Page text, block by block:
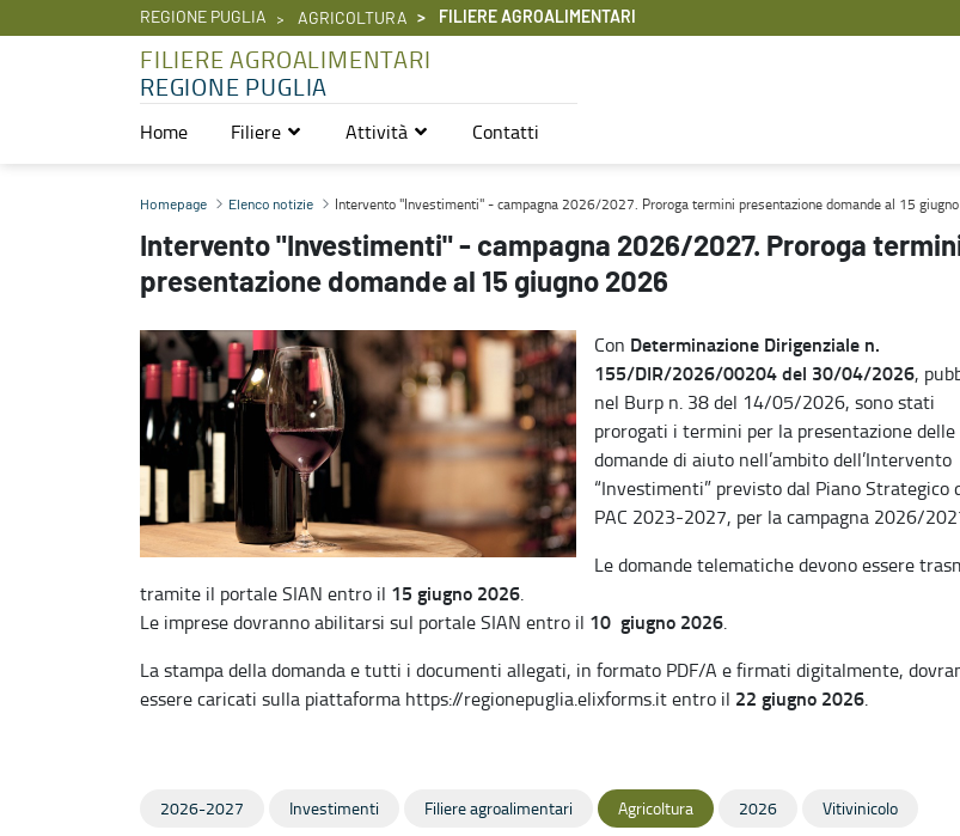
REGIONE PUGLIA AGRICOLTURA FILIERE AGROALIMENTARI
FILIERE AGROALIMENTARI
REGIONE PUGLIA
Home Filiere Attività Contatti
Intervento "Investimenti" - campagna 2026/2027. Proroga termini presentazione domande al 15 giugno 2026 - Filiere
Homepage Elenco notizie Intervento "Investimenti" - campagna 2026/2027. Proroga termini presentazione domande al 15
Intervento "Investimenti" - campagna 2026/2027. Proroga
presentazione domande al 15 giugno 2026
Con Determinazione Dirigenziale n.
155/DIR/2026/00204 del 30/04/2026,
nel Burp n. 38 del 14/05/2026, sono stati
prorogati i termini per la presentazione delle
domande di aiuto nell’ambito dell’Intervento
“Investimenti” previsto dal Piano Strategico
PAC 2023-2027, per la campagna 2026/
Le domande telematiche devono essere
tramite il portale SIAN entro il 15 giugno 2026.
Le imprese dovranno abilitarsi sul portale SIAN entro il 10 giugno 2026.
La stampa della domanda e tutti i documenti allegati, in formato PDF/A e firmati digitalmente,
essere caricati sulla piattaforma https://regionepuglia.elixforms.it entro il 22 giugno 2026.
2026-2027 Investimenti Filiere agroalimentari Agricoltura 2026
Vitivinicolo